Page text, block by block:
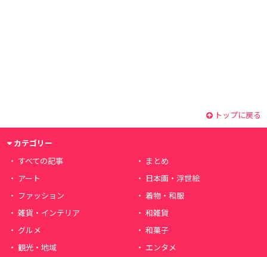
トップに戻る
カテゴリー
すべての記事
まとめ
アート
日本画・浮世絵
ファッション
着物・和服
雑貨・インテリア
和雑貨
グルメ
和菓子
観光・地域
エンタメ